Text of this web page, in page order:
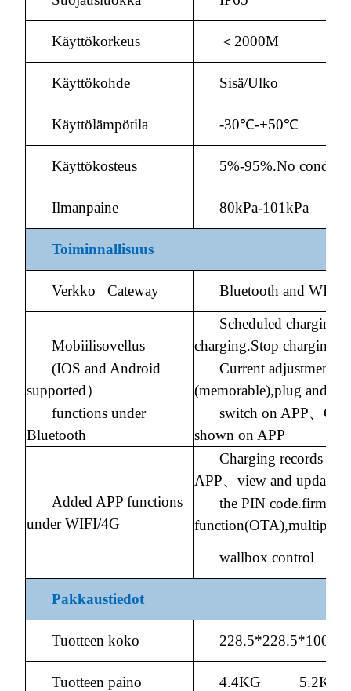
Käyttökorkeus ＜2000M
Käyttökohde Sisä/Ulko
Käyttölämpötila -30℃-+50℃
Käyttökosteus 5%-95%.No
Ilmanpaine 80kPa-101kPa
Toiminnallisuus
Verkko Cateway Bluetooth and WIFI
Mobiilisovellus
Scheduled charging
charging.Stop charging.
(IOS and Android
supported）
Current adjustment
(memorable),plug and
functions under
Bluetooth
switch on APP、
shown on APP
Added APP functions
under WIFI/4G
Charging records
APP、view and update
the PIN
function(OTA),multiple
wallbox control
Pakkaustiedot
Tuotteen koko
Tuotteen paino 4.4KG 5.2KG